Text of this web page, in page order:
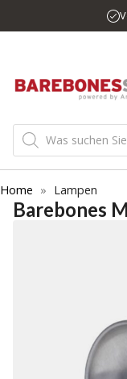
Inhalt
Products
search
Home » Lampen
Barebones